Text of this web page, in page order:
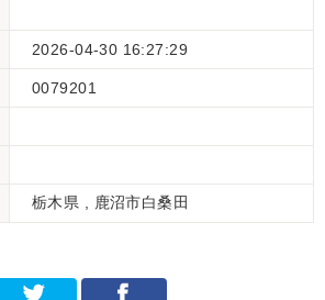
2026-04-30 16:27:29
0079201
栃木県 , 鹿沼市白桑田